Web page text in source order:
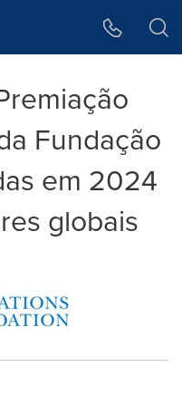
Fundação
em 2024
globais